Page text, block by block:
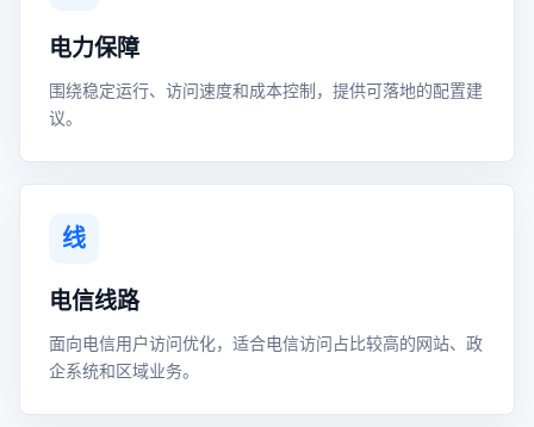
电力保障
围绕稳定运行、访问速度和成本控制，提供可落地的配置建
议。
线
电信线路
面向电信用户访问优化，适合电信访问占比较高的网站、政
企系统和区域业务。